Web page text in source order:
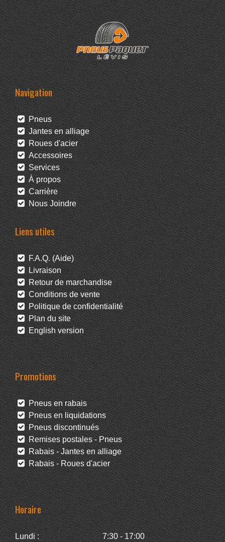
Navigation
Pneus
Jantes en alliage
Roues d'acier
Accessoires
Services
À propos
Carrière
Nous Joindre
Liens utiles
F.A.Q. (Aide)
Livraison
Retour de marchandise
Conditions de vente
Politique de confidentialité
Plan du site
English version
Promotions
Pneus en rabais
Pneus en liquidations
Pneus discontinués
Remises postales - Pneus
Rabais - Jantes en alliage
Rabais - Roues d'acier
Horaire
Lundi : 7:30 - 17:00